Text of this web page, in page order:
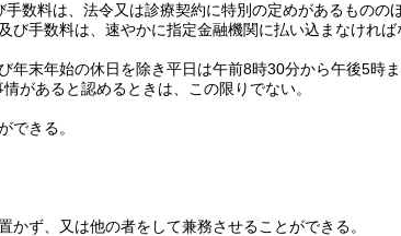
数料は、法令又は診療契約に特別の定めがあるものの
び手数料は、速やかに指定金融機関に払い込まなければ
年末年始の休日を除き平日は午前8時30分から午後5時
があると認めるときは、この限りでない。
できる。
かず、又は他の者をして兼務させることができる。